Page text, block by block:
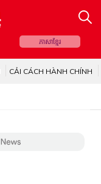
ភាសាខ្មែរ
CẢI CÁCH HÀNH CHÍNH